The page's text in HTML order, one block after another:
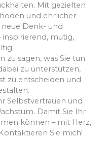
Mit gezielten
und ehrlicher
Denk- und
inspirierend, mutig,
zu sagen, was Sie tun
zu unterstützen,
zu entscheiden und
Selbstvertrauen und
Damit Sie Ihr
können – mit Herz,
Sie mich!